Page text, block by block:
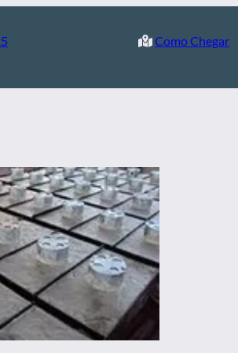
Como Chegar